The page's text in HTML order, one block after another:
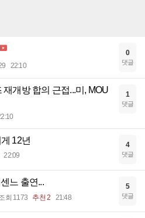
22:10
0
댓글
재개방 합의 근접...미, MOU
1
댓글
12년
22:09
4
댓글
느 출연...
회 1173 추천 2 21:48
5
댓글